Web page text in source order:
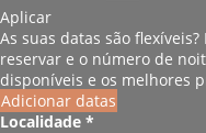
Aplicar
As suas datas são flexíveis?
reservar e o número de
disponíveis e os melhores
Adicionar datas
Localidade *